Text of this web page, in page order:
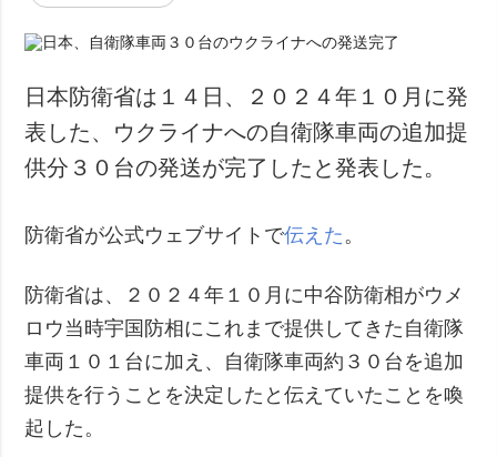
日本防衛省は１４日、２０２４年１０月に発
表した、ウクライナへの自衛隊車両の追加提
供分３０台の発送が完了したと発表した。
防衛省が公式ウェブサイトで伝えた。
防衛省は、２０２４年１０月に中谷防衛相がウメ
ロウ当時宇国防相にこれまで提供してきた自衛隊
車両１０１台に加え、自衛隊車両約３０台を追加
提供を行うことを決定したと伝えていたことを喚
起した。